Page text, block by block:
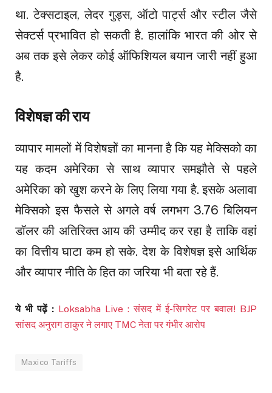
था. टेक्सटाइल, लेदर गुड्स, ऑटो पार्ट्स और स्टील जैसे
सेक्टर्स प्रभावित हो सकती है. हालांकि भारत की ओर से
अब तक इसे लेकर कोई ऑफिशियल बयान जारी नहीं हुआ
है.
विशेषज्ञ की राय
व्यापार मामलों में विशेषज्ञों का मानना है कि यह मेक्सिको का
यह कदम अमेरिका से साथ व्यापार समझौते से पहले
अमेरिका को खुश करने के लिए लिया गया है. इसके अलावा
मेक्सिको इस फैसले से अगले वर्ष लगभग 3.76 बिलियन
डॉलर की अतिरिक्त आय की उम्मीद कर रहा है ताकि वहां
का वित्तीय घाटा कम हो सके. देश के विशेषज्ञ इसे आर्थिक
और व्यापार नीति के हित का जरिया भी बता रहे हैं.
ये भी पढ़ें : Loksabha Live : संसद में ई-सिगरेट पर बवाल! BJP
सांसद अनुराग ठाकुर ने लगाए TMC नेता पर गंभीर आरोप
Maxico Tariffs